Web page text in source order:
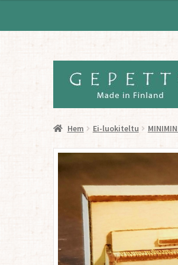
Hoppa
till
Hoppa
till
Hem Ei-luokiteltu